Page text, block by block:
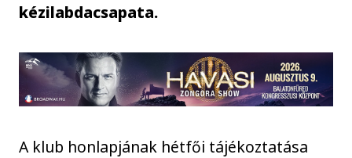
kézilabdacsapata.
A klub honlapjának hétfői tájékoztatása